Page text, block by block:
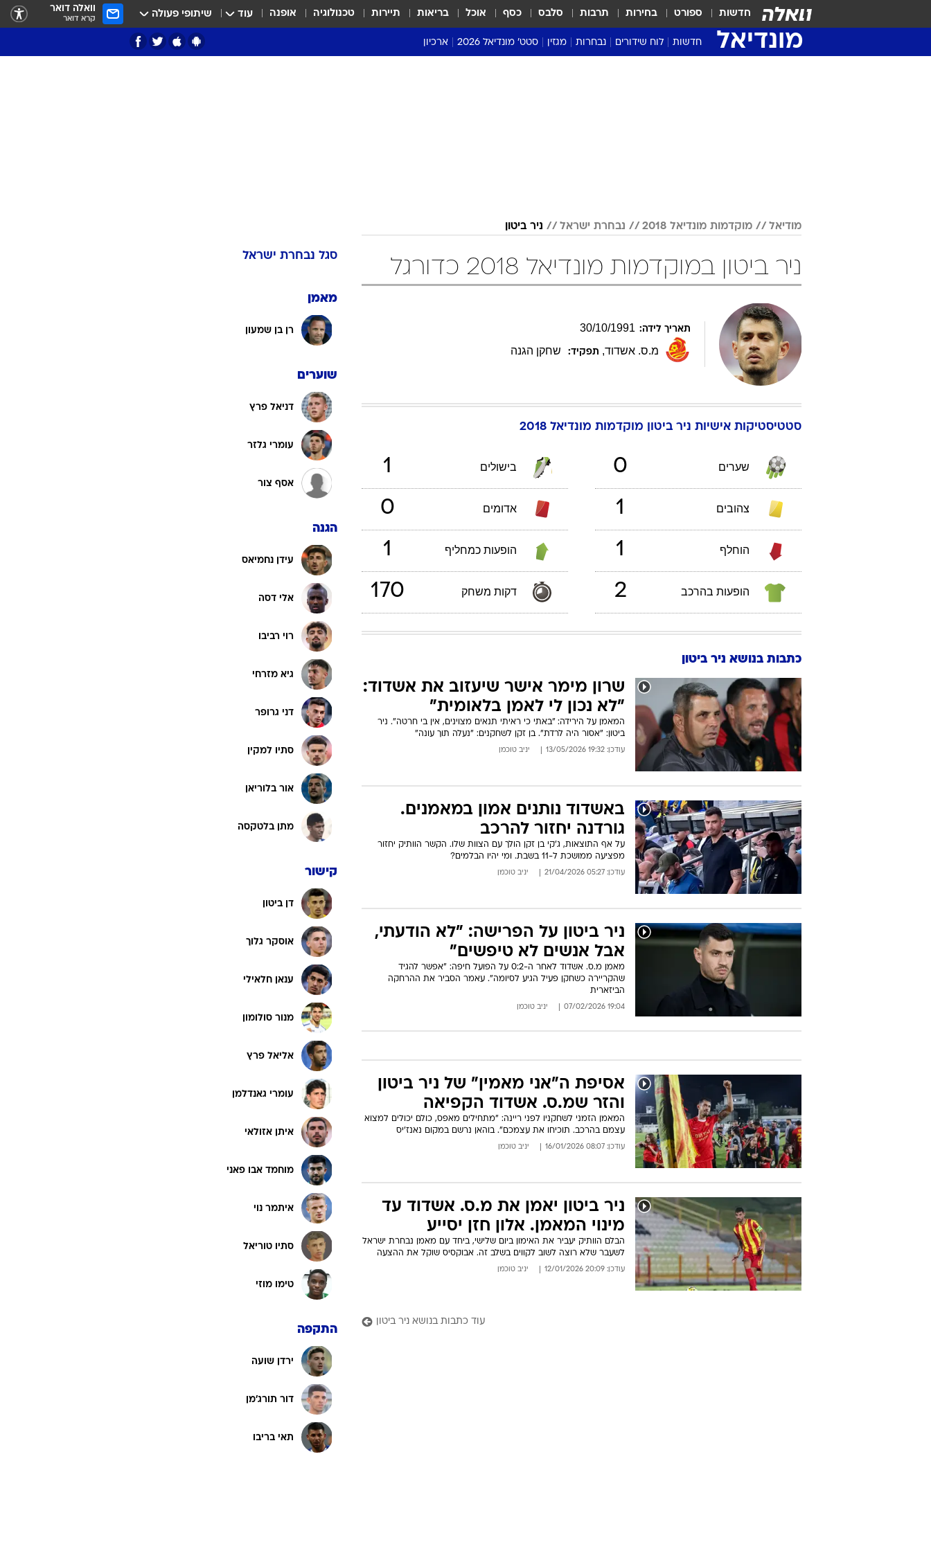
חדשות ספורט בחירות תרבות סלבס כסף אוכל בריאות תיירות טכנולוגיה אופנה עוד שיתופי פעולה וואלה דואר
קרא דואר
מונדיאל חדשות לוח שידורים נבחרות מגזין סטט' מונדיאל 2026 ארכיון
מודיאל מוקדמות מונדיאל 2018 נבחרת ישראל ניר ביטון
ניר ביטון במוקדמות מונדיאל 2018 כדורגל
תאריך לידה: 30/10/1991
מ.ס. אשדוד, תפקיד: שחקן הגנה
סטטיסטיקות אישיות ניר ביטון מוקדמות מונדיאל 2018
שערים 0 בישולים 1
צהובים 1 אדומים 0
הוחלף 1 הופעות כמחליף 1
הופעות בהרכב 2 דקות משחק 170
כתבות בנושא ניר ביטון
שרון מימר אישר שיעזוב את אשדוד:
"לא נכון לי לאמן בלאומית"
המאמן על הירידה: "באתי כי ראיתי תנאים מצוינים, אין בי חרטה". ניר
ביטון: "אסור היה לרדת". בן זקן לשחקנים: "נעלה תוך עונה"
עודכן: 19:32 13/05/2026 יניב טוכמן
באשדוד נותנים אמון במאמנים.
גורדנה יחזור להרכב
על אף התוצאות, ג'קי בן זקן הולך עם הצוות שלו. הקשר הוותיק יחזור
מפציעה ממושכת ל-11 בשבת. ומי יהיו הבלמים?
עודכן: 05:27 21/04/2026 יניב טוכמן
ניר ביטון על הפרישה: "לא הודעתי,
אבל אנשים לא טיפשים"
מאמן מ.ס. אשדוד לאחר ה-0:2 על הפועל חיפה: "אפשר להגיד
שהקריירה כשחקן פעיל הגיע לסיומה". עאמר הסביר את ההרחקה
הביזארית
19:04 07/02/2026 יניב טוכמן
אסיפת ה"אני מאמין" של ניר ביטון
והזר שמ.ס. אשדוד הקפיאה
המאמן הזמני לשחקניו לפני ריינה: "מתחילים מאפס, כולם יכולים למצוא
עצמם בהרכב. תוכיחו את עצמכם". בוהאן נרשם במקום נאנז'יס
עודכן: 08:07 16/01/2026 יניב טוכמן
ניר ביטון יאמן את מ.ס. אשדוד עד
מינוי המאמן. אלון חזן יסייע
הבלם הוותיק יעביר את האימון ביום שלישי, ביחד עם מאמן נבחרת ישראל
לשעבר שלא רוצה לשוב לקווים בשלב זה. אבוקסיס שוקל את ההצעה
עודכן: 20:09 12/01/2026 יניב טוכמן
עוד כתבות בנושא ניר ביטון
סגל נבחרת ישראל
מאמן
רן בן שמעון
שוערים
דניאל פרץ
עומרי גלזר
אסף צור
הגנה
עידן נחמיאס
אלי דסה
רוי רביבו
גיא מזרחי
דני גרופר
סתיו למקין
אור בלוריאן
מתן בלטקסה
קישור
דן ביטון
אוסקר גלוך
ענאן חלאילי
מנור סולומון
אליאל פרץ
עומרי גאנדלמן
איתן אזולאי
מוחמד אבו פאני
איתמר נוי
סתיו טוריאל
טימו מוזי
התקפה
ירדן שועה
דור תורג'מן
תאי בריבו